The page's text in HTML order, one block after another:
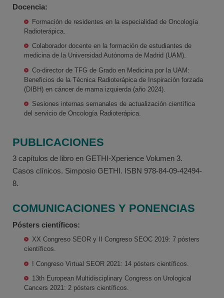
Docencia:
Formación de residentes en la especialidad de Oncología
Radioterápica.
Colaborador docente en la formación de estudiantes de
medicina de la Universidad Autónoma de Madrid (UAM).
Co-director de TFG de Grado en Medicina por la UAM:
Beneficios de la Técnica Radioterápica de Inspiración forzada
(DIBH) en cáncer de mama izquierda (año 2024).
Sesiones internas semanales de actualización científica
del servicio de Oncología Radioterápica.
PUBLICACIONES
3 capítulos de libro en GETHI-Xperience Volumen 3.
Casos clínicos. Simposio GETHI. ISBN 978-84-09-42494-
8.
COMUNICACIONES Y PONENCIAS
Pósters científicos:
XX Congreso SEOR y II Congreso SEOC 2019: 7 pósters
científicos.
I Congreso Virtual SEOR 2021: 14 pósters científicos.
13th European Multidisciplinary Congress on Urological
Cancers 2021: 2 pósters científicos.